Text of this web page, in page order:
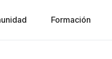
Formación